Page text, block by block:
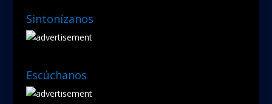
Sintonízanos
Escúchanos